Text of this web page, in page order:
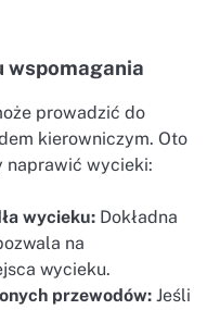
wspomagania
prowadzić do
kierowniczym. Oto
naprawić wycieki:
wycieku: Dokładna
na
wycieku.
przewodów: Jeśli